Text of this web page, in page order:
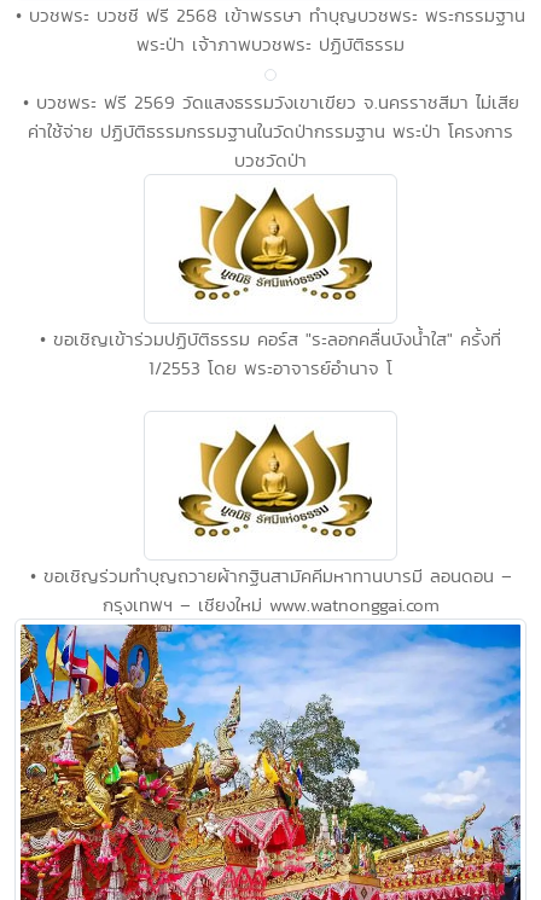
• บวชพระ บวชชี ฟรี 2568 เข้าพรรษา ทำบุญบวชพระ พระกรรมฐาน
พระป่า เจ้าภาพบวชพระ ปฏิบัติธรรม
• บวชพระ ฟรี 2569 วัดแสงธรรมวังเขาเขียว จ.นครราชสีมา ไม่เสีย
ค่าใช้จ่าย ปฏิบัติธรรมกรรมฐานในวัดป่ากรรมฐาน พระป่า โครงการ
บวชวัดป่า
• ขอเชิญเข้าร่วมปฏิบัติธรรม คอร์ส "ระลอกคลื่นบังน้ำใส" ครั้งที่
1/2553 โดย พระอาจารย์อำนาจ โ
• ขอเชิญร่วมทำบุญถวายผ้ากฐินสามัคคีมหาทานบารมี ลอนดอน –
กรุงเทพฯ – เชียงใหม่ www.watnonggai.com